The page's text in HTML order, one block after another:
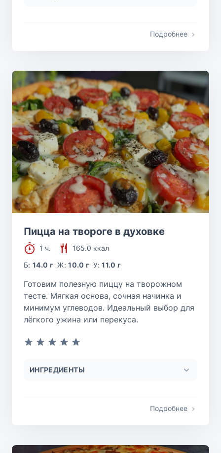
Подробнее
Пицца на твороге в духовке
1 ч.
165.0 ккал
Б:14.0 г Ж:10.0 г У:11.0 г
Готовим полезную пиццу на творожном
тесте. Мягкая основа, сочная начинка и
минимум углеводов. Идеальный выбор для
лёгкого ужина или перекуса.
ИНГРЕДИЕНТЫ
Подробнее